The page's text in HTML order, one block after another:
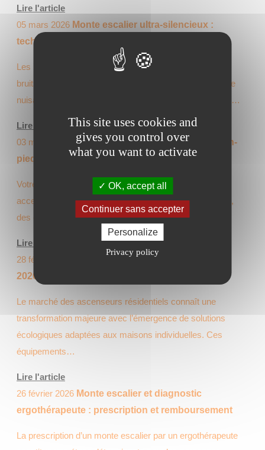
This site uses cookies and
gives you control over
what you want to activate
OK, accept all
Continuer sans accepter
Personalize
Privacy policy
Lire l'article
05 mars 2026 Monte escalier ultra-silencieux :
technologies et nuisances sonores
Les monte-escaliers traditionnels peuvent générer des
bruits mécaniques perturbants au sein du domicile. Cette
nuisance sonore représente une préoccupation majeure…
Lire l'article
03 mars 2026
Monte escalier pour maison de plain-
pied : anticiper la perte d’autonomie
Votre maison de plain-pied vous semble parfaitement
accessible ? Pourtant, même dans ce type de logement,
des escaliers peuvent compliquer…
Lire l'article
28 février 2026
Ascenseur de maison écologique
2026 : solutions durables et éco-responsables
Le marché des ascenseurs résidentiels connaît une
transformation majeure avec l’émergence de solutions
écologiques adaptées aux maisons individuelles. Ces
équipements…
Lire l'article
26 février 2026 Monte escalier et diagnostic
ergothérapeute : prescription et remboursement
La prescription d’un monte escalier par un ergothérapeute